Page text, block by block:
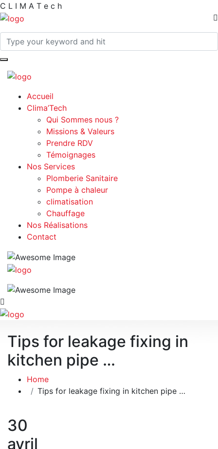
C L I M A T e c h
Accueil
Clima’Tech
Qui Sommes nous ?
Missions & Valeurs
Prendre RDV
Témoignages
Nos Services
Plomberie Sanitaire
Pompe à chaleur
climatisation
Chauffage
Nos Réalisations
Contact
Tips for leakage fixing in
kitchen pipe …
Home
Tips for leakage fixing in kitchen pipe …
30
avril